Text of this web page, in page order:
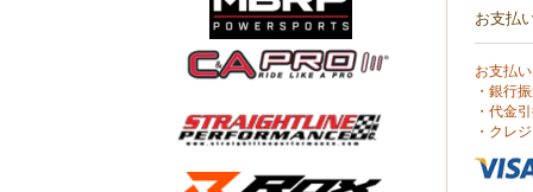
お支払
お支払
・銀行
・代金
・クレ